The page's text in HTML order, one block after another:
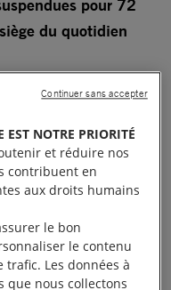
pour 72
du quotidien
immédiatement
d’opposants et
de réunion pacifique
la lumière sur la
aux côtés
Amnesty
EST NOTRE PRIORITÉ
et réduire nos
contribuent en
aux droits humains
le bon
le contenu
Les données à
que nous collectons
Continuer sans accepter